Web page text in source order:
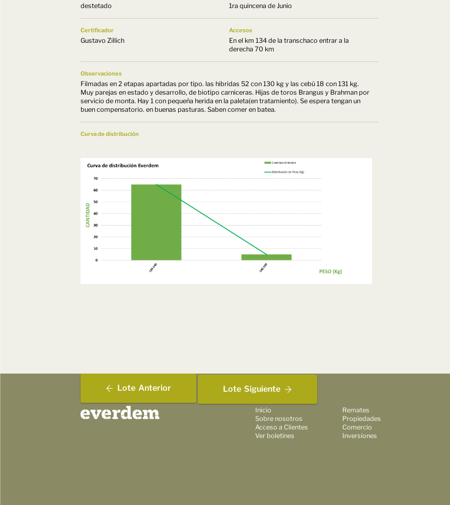
destetado 1ra quincena de Junio
Certificador
Gustavo Zillich
Accesos
En el km 134 de la transchaco entrar a la
derecha 70 km
Observaciones
Filmadas en 2 etapas apartadas por tipo. las hibridas 52 con 130 kg y las cebú 18 con 131 kg.
Muy parejas en estado y desarrollo, de biotipo carniceras. Hijas de toros Brangus y Brahman por
servicio de monta. Hay 1 con pequeña herida en la paleta(en tratamiento). Se espera tengan un
buen compensatorio. en buenas pasturas. Saben comer en batea.
Curva de distribución
Lote Anterior Lote Siguiente
Inicio
Sobre nosotros
Acceso a Clientes
Ver boletines
Remates
Propiedades
Comercio
Inversiones